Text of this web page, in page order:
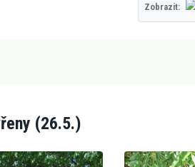
Zobrazit:
(26.5.)